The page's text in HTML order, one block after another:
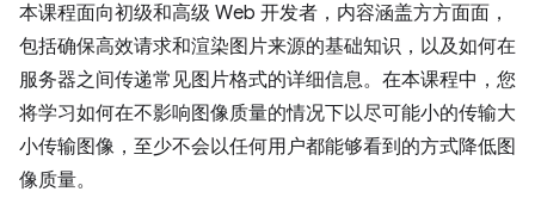
本课程面向初级和高级 Web 开发者，内容涵盖方方面面，
包括确保高效请求和渲染图片来源的基础知识，以及如何在
服务器之间传递常见图片格式的详细信息。在本课程中，您
将学习如何在不影响图像质量的情况下以尽可能小的传输大
小传输图像，至少不会以任何用户都能够看到的方式降低图
像质量。